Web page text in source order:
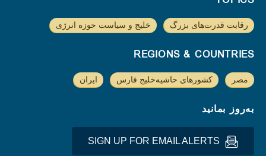
رقابت قدرت‌های بزرگ خلیج و سیاست حوزه انرژی
REGIONS & COUNTRIES
مصر کشورهای حاشیه‌خلیج فارس ایران
به‌روز بمانید